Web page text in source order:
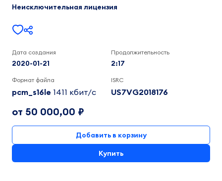
Неисключительная лицензия
Дата создания
2020-01-21
Продолжительность
2:17
Формат файла
pcm_s16le 1411 кбит/c
ISRC
US7VG2018176
от 50 000,00 ₽
Добавить в корзину
Купить